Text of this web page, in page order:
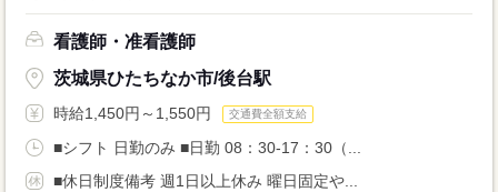
看護師・准看護師
茨城県ひたちなか市/後台駅
時給1,450円～1,550円 交通費全額支給
■シフト 日勤のみ ■日勤 08：30-17：30（...
■休日制度備考 週1日以上休み 曜日固定や...